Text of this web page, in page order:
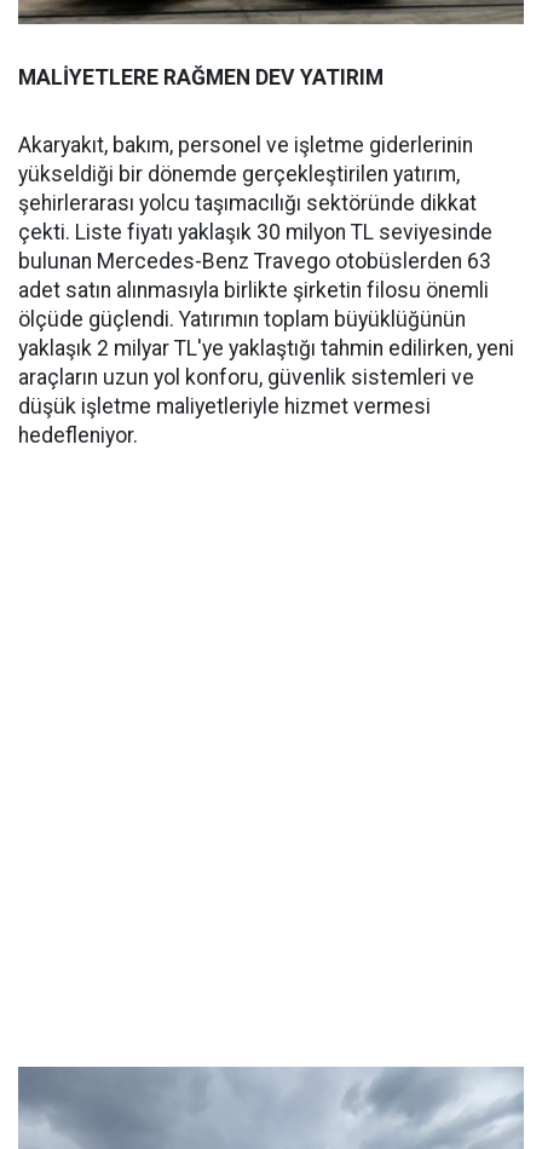
MALİYETLERE RAĞMEN DEV YATIRIM
Akaryakıt, bakım, personel ve işletme giderlerinin
yükseldiği bir dönemde gerçekleştirilen yatırım,
şehirlerarası yolcu taşımacılığı sektöründe dikkat
çekti. Liste fiyatı yaklaşık 30 milyon TL seviyesinde
bulunan Mercedes-Benz Travego otobüslerden 63
adet satın alınmasıyla birlikte şirketin filosu önemli
ölçüde güçlendi. Yatırımın toplam büyüklüğünün
yaklaşık 2 milyar TL'ye yaklaştığı tahmin edilirken, yeni
araçların uzun yol konforu, güvenlik sistemleri ve
düşük işletme maliyetleriyle hizmet vermesi
hedefleniyor.